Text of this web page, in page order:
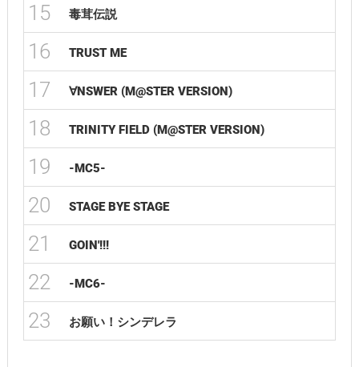
15 毒茸伝説
16 TRUST ME
17 ∀NSWER (M@STER VERSION)
18 TRINITY FIELD (M@STER VERSION)
19 -MC5-
20 STAGE BYE STAGE
21 GOIN'!!!
22 -MC6-
23 お願い！シンデレラ